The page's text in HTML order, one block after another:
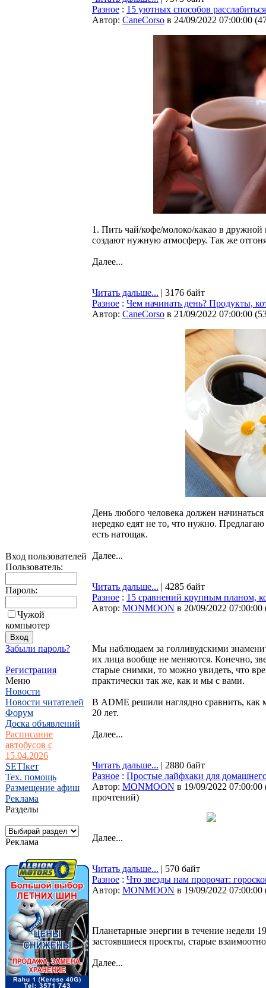
Вход пользователей
Пользователь:
Пароль:
Чужой
компьютер
Забыли пароль?
Регистрация
Меню
Новости
Новости читателей
Форум
Доска объявлений
Расписание
автобусов с
15.04.2026
SETIкет
Тех. помощь
Размещение афиш
Реклама
Разделы
Реклама
Разное : 15 уютных способов расслабиться
Автор: CaneCorso в 24/09/2022 07:00:00 (
1. Пить чай/кофе/молоко/какао в
создают нужную атмосферу. Так же
Далее...
Читать дальше... | 3176 байт
Разное : Чем начинать день? Продукты,
Автор: CaneCorso в 21/09/2022 07:00:00 (
День любого человека должен
нередко едят не то, что нужно.
есть натощак.
Далее...
Читать дальше... | 4285 байт
Разное : 15 сравнений крупным планом,
Автор: MONMOON в 20/09/2022 07:00:00
Мы наблюдаем за голливудскими
их лица вообще не меняются. Конечно,
старые снимки, то можно увидеть, что
практически так же, как и мы с вами.
В ADME решили наглядно сравнить, как
20 лет.
Далее...
Читать дальше... | 2880 байт
Разное : Простые лайфхаки для
Автор: MONMOON в 19/09/2022 07:00:00
прочтений)
Далее...
Читать дальше... | 570 байт
Разное : Что звезды нам пророчат:
Автор: MONMOON в 19/09/2022 07:00:00
Планетарные энергии в течение недели
застоявшиеся проекты, старые
Далее...